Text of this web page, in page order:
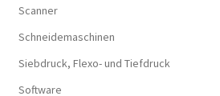
Scanner
Schneidemaschinen
Siebdruck, Flexo- und Tiefdruck
Software